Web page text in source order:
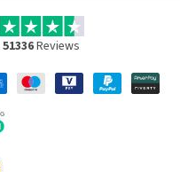
51336Reviews